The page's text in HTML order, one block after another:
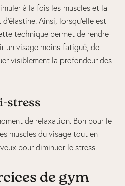
à la fois les muscles et la
Ainsi, lorsqu’elle est
technique permet de rendre
un visage moins fatigué, de
visiblement la profondeur des
stress
de relaxation. Bon pour le
muscles du visage tout en
pour diminuer le stress.
de gym